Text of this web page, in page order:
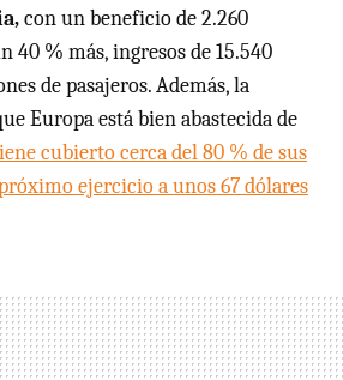
con un beneficio de 2.260
40 % más, ingresos de 15.540
de pasajeros. Además, la
Europa está bien abastecida de
cubierto cerca del 80 % de sus
ejercicio a unos 67 dólares